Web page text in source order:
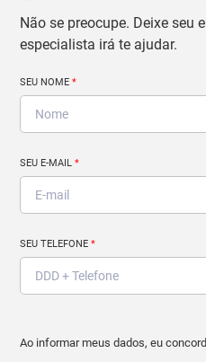
Não se preocupe. Deixe seu
especialista irá te ajudar.
SEU NOME*
SEU E-MAIL*
SEU TELEFONE*
Ao informar meus dados, eu